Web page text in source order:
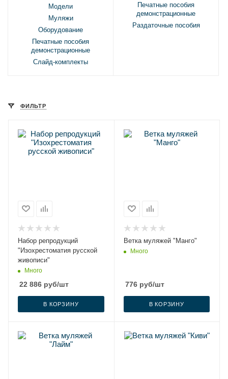
Модели
Муляжи
Оборудование
Печатные пособия
демонстрационные
Слайд-комплекты
Печатные пособия
демонстрационные
Раздаточные пособия
ФИЛЬТР
Набор репродукций
"Изохрестоматия русской
живописи"
Много
22 886 руб/шт
В КОРЗИНУ
Ветка муляжей "Манго"
Много
776руб/шт
В КОРЗИНУ